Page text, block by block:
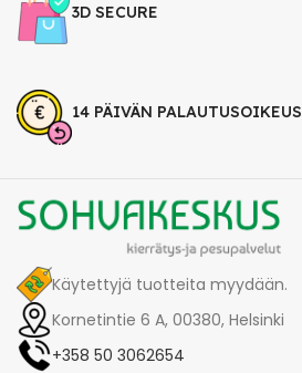
3D SECURE
14 PÄIVÄN PALAUTUSOIKEUS
Käytettyjä tuotteita myydään.
Kornetintie 6 A, 00380, Helsinki
+358 50 3062654